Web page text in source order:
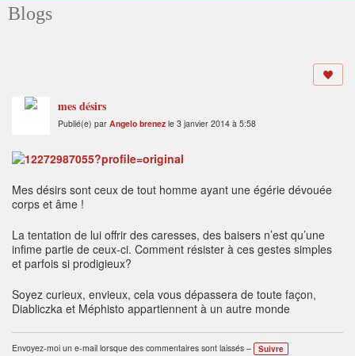
Blogs
mes désirs
Publié(e) par Angelo brenez le 3 janvier 2014 à 5:58
Mes désirs sont ceux de tout homme ayant une égérie dévouée
corps et âme !
La tentation de lui offrir des caresses, des baisers n’est qu’une
infime partie de ceux-ci. Comment résister à ces gestes simples
et parfois si prodigieux?
Soyez curieux, envieux, cela vous dépassera de toute façon,
Diabliczka et Méphisto appartiennent à un autre monde
Envoyez-moi un e-mail lorsque des commentaires sont laissés – Suivre